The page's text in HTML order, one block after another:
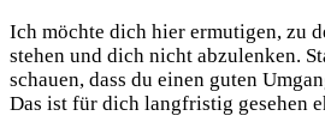
Ich möchte dich hier ermutigen, zu
stehen und dich nicht abzulenken.
schauen, dass du einen guten
Das ist für dich langfristig gesehen